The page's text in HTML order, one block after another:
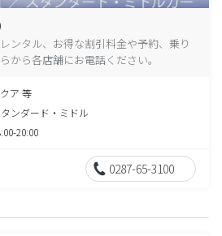
ンタル、お得な割引料金や予約、乗り
から各店舗にお電話ください。
ア 等
タンダード・ミドル
20:00
0287-65-3100